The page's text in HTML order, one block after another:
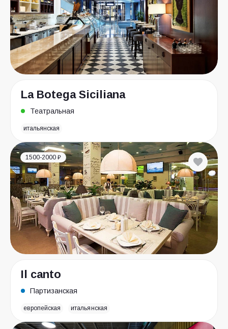
La Botega Siciliana
Театральная
итальянская
1500-2000 ₽
Il canto
Партизанская
европейская итальянская